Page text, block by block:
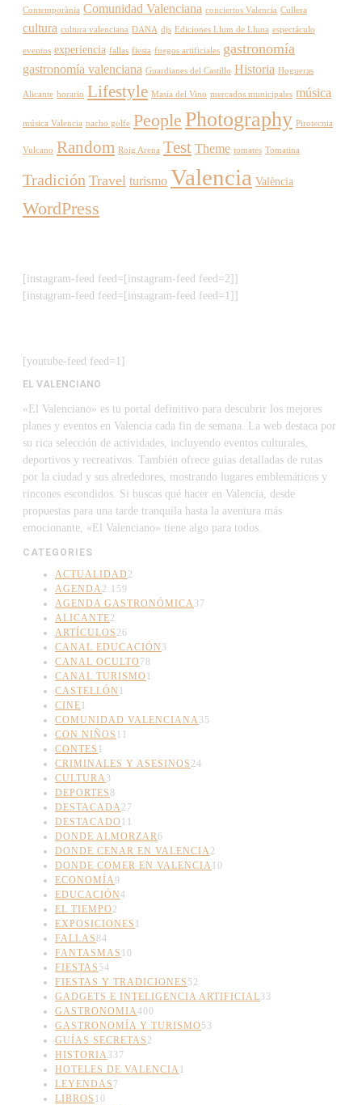
Contemporània Comunidad Valenciana conciertos Valencia Cullera
cultura cultura valenciana DANA djs Ediciones Llum de Lluna espectáculo
eventos experiencia fallas fiesta fuegos artificiales gastronomía
gastronomía valenciana Guardianes del Castillo Historia Hogueras
Alicante horario Lifestyle Masía del Vino mercados municipales música
música Valencia nacho golfe People Photography Pirotecnia
Vulcano Random Roig Arena Test Theme tomates Tomatina
Tradición Travel turismo Valencia València
WordPress
[instagram-feed feed=[instagram-feed feed=2]]
[instagram-feed feed=[instagram-feed feed=1]]
[youtube-feed feed=1]
EL VALENCIANO
«El Valenciano» es tu portal definitivo para descubrir los mejores
planes y eventos en Valencia cada fin de semana. La web destaca por
su rica selección de actividades, incluyendo eventos culturales,
deportivos y recreativos. También ofrece guías detalladas de rutas
por la ciudad y sus alrededores, mostrando lugares emblemáticos y
rincones escondidos. Si buscas qué hacer en Valencia, desde
propuestas para una tarde tranquila hasta la aventura más
emocionante, «El Valenciano» tiene algo para todos.
CATEGORIES
ACTUALIDAD 2
AGENDA 2.159
AGENDA GASTRONÓMICA 37
ALICANTE2
ARTÍCULOS 26
CANAL EDUCACIÓN 3
CANAL OCULTO 78
CANAL TURISMO 1
CASTELLÓN 1
CINE1
COMUNIDAD VALENCIANA 35
CON NIÑOS 11
CONTES 1
CRIMINALES Y ASESINOS 24
CULTURA 3
DEPORTES8
DESTACADA 27
DESTACADO 11
DONDE ALMORZAR6
DONDE CENAR EN VALENCIA 2
DONDE COMER EN VALENCIA 10
ECONOMÍA9
EDUCACIÓN4
EL TIEMPO 2
EXPOSICIONES 1
FALLAS84
FANTASMAS 10
FIESTAS 54
FIESTAS Y TRADICIONES 52
GADGETS E INTELIGENCIA ARTIFICIAL33
GASTRONOMIA400
GASTRONOMÍA Y TURISMO 53
GUÍAS SECRETAS 2
HISTORIA 337
HOTELES DE VALENCIA 1
LEYENDAS 7
LIBROS 10